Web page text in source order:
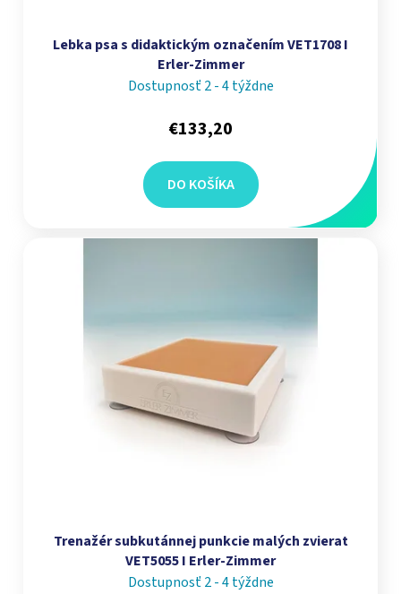
Lebka psa s didaktickým označením VET1708 I
Erler-Zimmer
Dostupnosť 2 - 4 týždne
€133,20
DO KOŠÍKA
Trenažér subkutánnej punkcie malých zvierat
VET5055 I Erler-Zimmer
Dostupnosť 2 - 4 týždne